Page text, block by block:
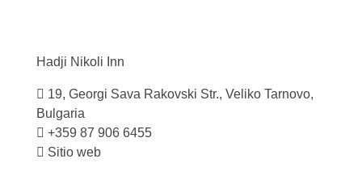
Hadji Nikoli Inn
19, Georgi Sava Rakovski Str., Veliko Tarnovo,
Bulgaria
+359 87 906 6455
Sitio web